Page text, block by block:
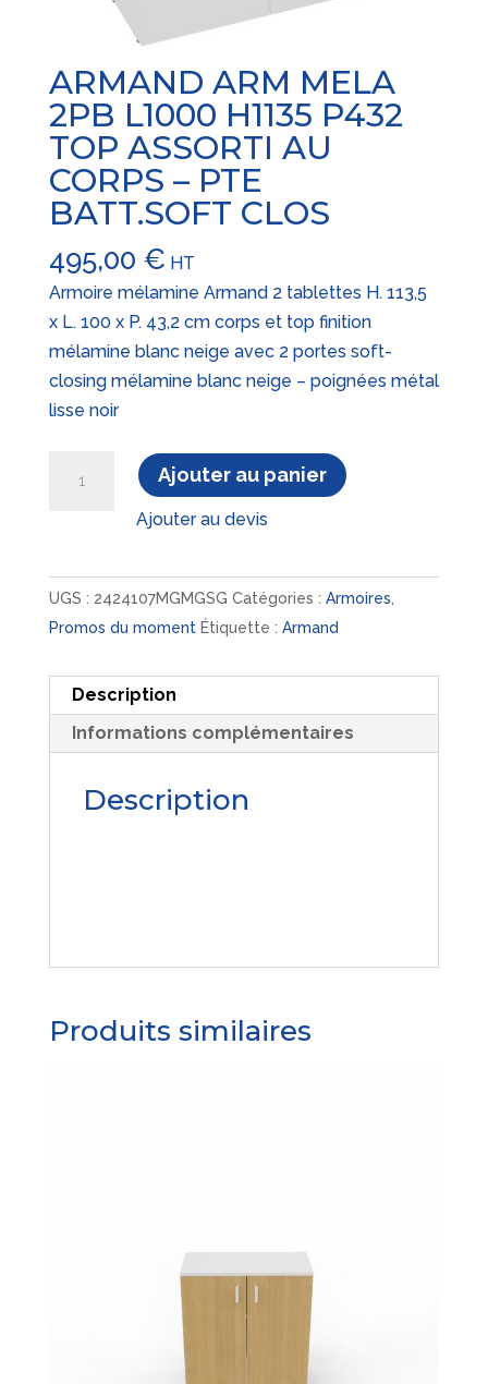
ARMAND ARM MELA
2PB L1000 H1135 P432
TOP ASSORTI AU
CORPS – PTE
BATT.SOFT CLOS
495,00 € HT
Armoire mélamine Armand 2 tablettes H. 113,5
x L. 100 x P. 43,2 cm corps et top finition
mélamine blanc neige avec 2 portes soft-
closing mélamine blanc neige – poignées métal
lisse noir
MELA
P432
TOP
ASSORTI
Ajouter au panier
Ajouter au devis
UGS : 2424107MGMGSG Catégories : Armoires,
Promos du moment Étiquette : Armand
Description
Informations complémentaires
Description
Produits similaires